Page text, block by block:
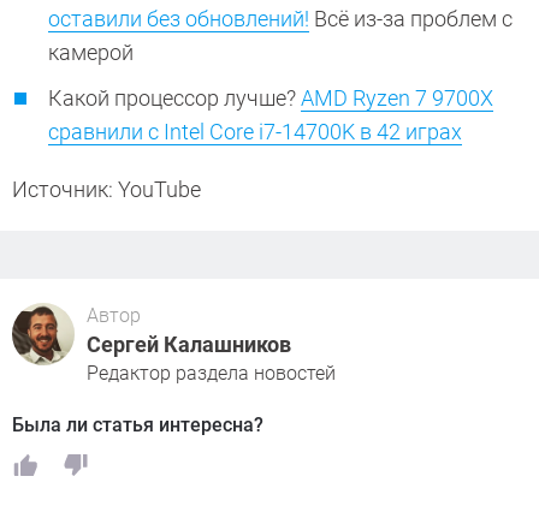
оставили без обновлений! Всё из-за проблем с
камерой
Какой процессор лучше?AMD Ryzen 7 9700X
сравнили с Intel Core i7-14700K в 42 играх
Источник: YouTube
Автор
Сергей Калашников
Редактор раздела новостей
Была ли статья интересна?